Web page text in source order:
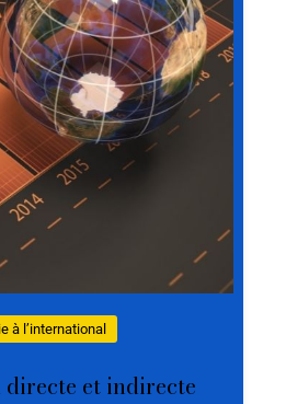
à l’international
et indirecte